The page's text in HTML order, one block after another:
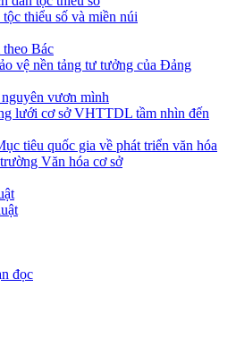
thiểu số và miền núi
Bác
vệ nền tảng tư tưởng của Đảng
vươn mình
lưới cơ sở VHTTDL tầm nhìn đến
tiêu quốc gia về phát triển văn hóa
Văn hóa cơ sở
đọc